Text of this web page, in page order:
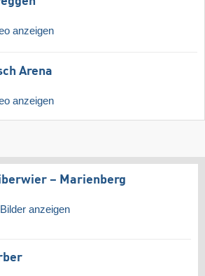
anzeigen
Arena
anzeigen
– Marienberg
anzeigen